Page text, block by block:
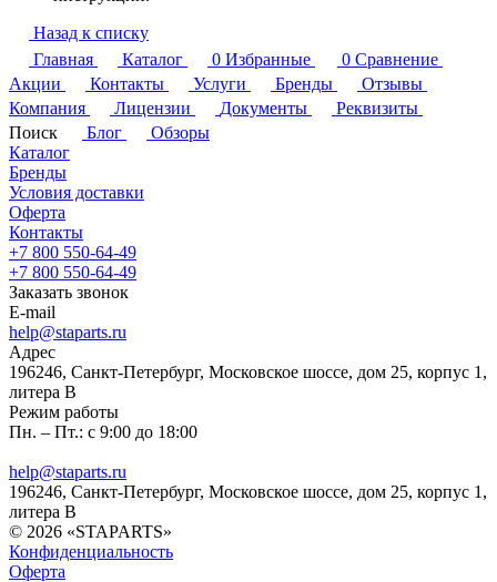
Назад к списку
Главная
Каталог 0 Избранные 0 Сравнение
Акции
Контакты Услуги Бренды
Отзывы
Компания
Лицензии Документы
Реквизиты
Поиск
Блог
Обзоры
Каталог
Бренды
Условия доставки
Оферта
Контакты
+7 800 550-64-49
+7 800 550-64-49
Заказать звонок
E-mail
help@staparts.ru
Адрес
196246, Санкт-Петербург, Московское шоссе, дом 25, корпус 1,
литера В
Режим работы
Пн. – Пт.: с 9:00 до 18:00
help@staparts.ru
196246, Санкт-Петербург, Московское шоссе, дом 25, корпус 1,
литера В
© 2026 «STAPARTS»
Конфиденциальность
Оферта